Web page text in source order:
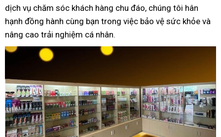
dịch vụ chăm sóc khách hàng chu đáo, chúng tôi hân
hạnh đồng hành cùng bạn trong việc bảo vệ sức khỏe và
nâng cao trải nghiệm cá nhân.